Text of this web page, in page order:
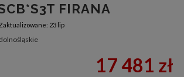
FIRANA
23 lip
17 481 zł